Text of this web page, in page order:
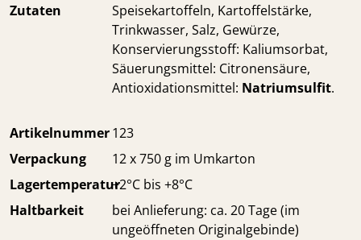
Zutaten
Speisekartoffeln, Kartoffelstärke,
Trinkwasser, Salz, Gewürze,
Konservierungsstoff: Kaliumsorbat,
Säuerungsmittel: Citronensäure,
Antioxidationsmittel: Natriumsulfit.
Artikelnummer123
Verpackung
12 x 750 g im Umkarton
Lagertemperatur+2°C bis +8°C
Haltbarkeit
bei Anlieferung: ca. 20 Tage (im
ungeöffneten Originalgebinde)